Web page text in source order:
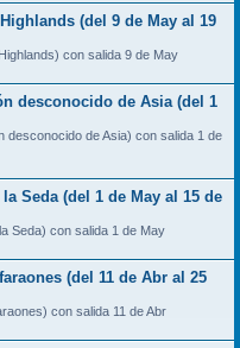
(del 9 de May al 19
con salida 9 de May
desconocido de Asia (del 1
desconocido de Asia) con salida 1 de
Seda (del 1 de May al 15 de
Seda) con salida 1 de May
(del 11 de Abr al 25
con salida 11 de Abr